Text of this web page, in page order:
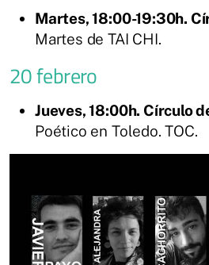
Martes, 18:00-19:30h.
Martes de TAI CHI.
20 febrero
Jueves, 18:00h. Círculo
Poético en Toledo. TOC.